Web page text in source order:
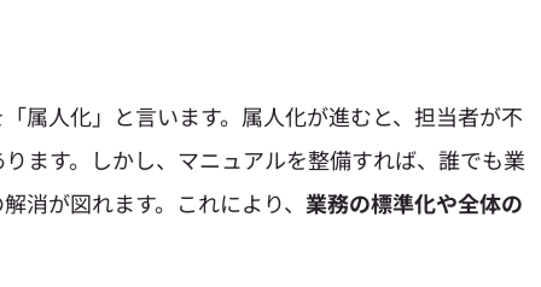
属人化」と言います。属人化が進むと、担当者が不
ます。しかし、マニュアルを整備すれば、誰でも業
消が図れます。これにより、 業務の標準化や全体の